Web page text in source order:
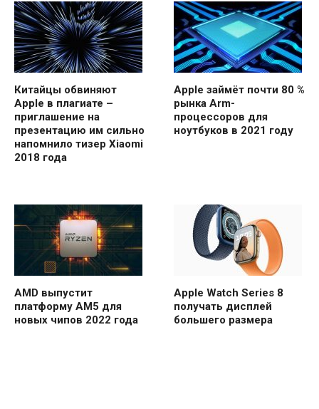
Китайцы обвиняют
Apple в плагиате –
приглашение на
презентацию им сильно
напомнило тизер Xiaomi
2018 года
Apple займёт почти 80 %
рынка Arm-
процессоров для
ноутбуков в 2021 году
AMD выпустит
платформу AM5 для
новых чипов 2022 года
Apple Watch Series 8
получать дисплей
большего размера